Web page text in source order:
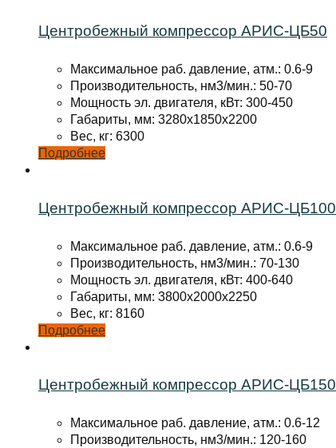
Центробежный компрессор АРИС-ЦБ50
Максимальное раб. давление, атм.: 0.6-9
Производительность, нм3/мин.: 50-70
Мощность эл. двигателя, кВт: 300-450
Габариты, мм: 3280x1850x2200
Вес, кг: 6300
Подробнее
Центробежный компрессор АРИС-ЦБ100
Максимальное раб. давление, атм.: 0.6-9
Производительность, нм3/мин.: 70-130
Мощность эл. двигателя, кВт: 400-640
Габариты, мм: 3800x2000x2250
Вес, кг: 8160
Подробнее
Центробежный компрессор АРИС-ЦБ150
Максимальное раб. давление, атм.: 0.6-12
Производительность, нм3/мин.: 120-160